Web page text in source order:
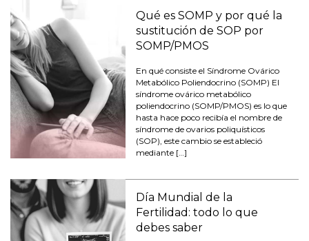
Qué es SOMP y por qué la
sustitución de SOP por
SOMP/PMOS
En qué consiste el Síndrome Ovárico
Metabólico Poliendocrino (SOMP) El
síndrome ovárico metabólico
poliendocrino (SOMP/PMOS) es lo que
hasta hace poco recibía el nombre de
síndrome de ovarios poliquísticos
(SOP), este cambio se estableció
mediante […]
Día Mundial de la
Fertilidad: todo lo que
debes saber